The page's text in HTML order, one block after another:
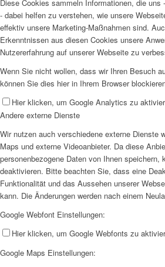
Diese Cookies sammeln Informationen, die
- dabei helfen zu verstehen, wie unsere
effektiv unsere Marketing-Maßnahmen sind.
Erkenntnissen aus diesen Cookies unsere
Nutzererfahrung auf unserer Webseite zu
Wenn Sie nicht wollen, dass wir Ihren Besuch
können Sie dies hier in Ihrem Browser
Hier klicken, um Google Analytics zu
Andere externe Dienste
Wir nutzen auch verschiedene externe Dienste
Maps und externe Videoanbieter. Da diese
personenbezogene Daten von Ihnen speichern,
deaktivieren. Bitte beachten Sie, dass eine
Funktionalität und das Aussehen unserer
kann. Die Änderungen werden nach einem
Google Webfont Einstellungen:
Hier klicken, um Google Webfonts zu
Google Maps Einstellungen: